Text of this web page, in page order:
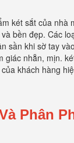
két sắt của nhà
bền đẹp. Các
sần khi sờ tay
nhẵn, mịn.
khách hàng
Phân